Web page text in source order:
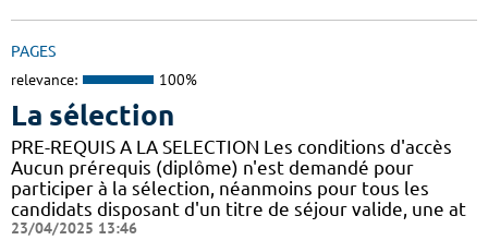
PAGES
relevance: 100%
La sélection
PRE-REQUIS A LA SELECTION Les conditions d'accès
Aucun prérequis (diplôme) n'est demandé pour
participer à la sélection, néanmoins pour tous les
candidats disposant d'un titre de séjour valide, une at
23/04/2025 13:46